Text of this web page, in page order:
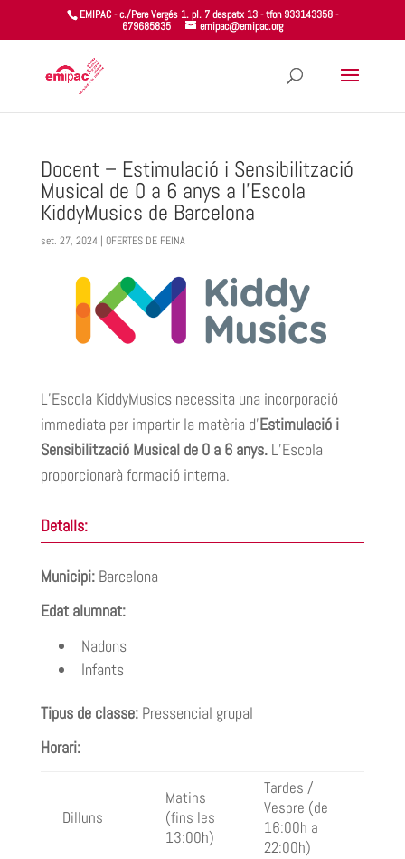
EMIPAC - c./Pere Vergés 1. pl. 7 despatx 13 - tfon 933143358 -
679685835
emipac@emipac.org
Docent – Estimulació i Sensibilització
Musical de 0 a 6 anys a l’Escola
KiddyMusics de Barcelona
set. 27, 2024 | OFERTES DE FEINA
L’Escola KiddyMusicsnecessita una incorporació
immediata per impartir la matèria d’Estimulació i
Sensibilització Musical de 0 a 6 anys.L’Escola
proporcionarà formació interna.
Detalls:
Municipi: Barcelona
Edat alumnat:
Nadons
Infants
Tipus de classe:Pressencial grupal
Horari:
Dilluns
Matins
(fins les
13:00h)
Tardes /
Vespre (de
16:00h a
22:00h)